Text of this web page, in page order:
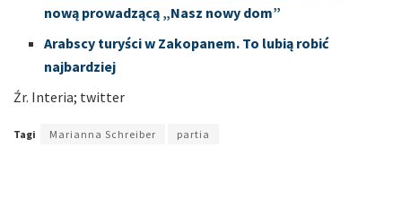
nową prowadzącą „Nasz nowy dom”
Arabscy turyści w Zakopanem. To lubią robić
najbardziej
Źr. Interia; twitter
Tagi Marianna Schreiber partia